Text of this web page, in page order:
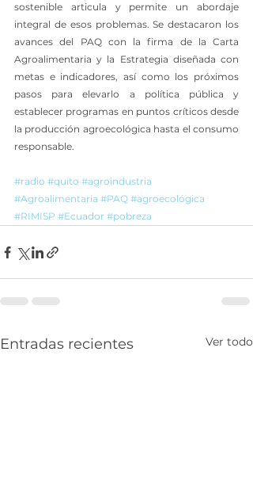
sostenible articula y permite un abordaje
integral de esos problemas. Se destacaron los
avances del PAQ con la firma de la Carta
Agroalimentaria y la Estrategia diseñada con
metas e indicadores, así como los próximos
pasos para elevarlo a política pública y
establecer programas en puntos críticos desde
la producción agroecológica hasta el consumo
responsable.
#radio #quito #agroindustria
#Agroalimentaria #PAQ #agroecológica
#RIMISP #Ecuador #pobreza
Entradas recientes Ver todo